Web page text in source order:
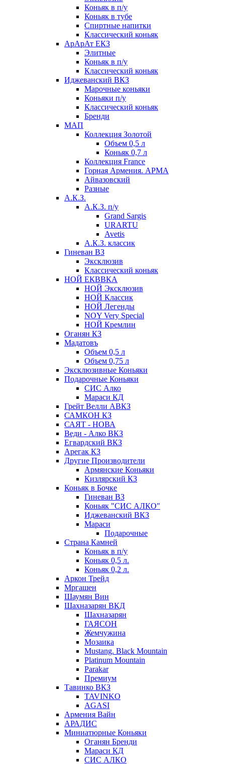
Коньяк в п/у
Коньяк в тубе
Спиртные напитки
Классический коньяк
АрАрАт ЕКЗ
Элитные
Коньяк в п/у
Классический коньяк
Иджеванский ВКЗ
Марочные коньяки
Коньяки п/у
Классический коньяк
Бренди
МАП
Коллекция Золотой
Объем 0,5 л
Коньяк 0,7 л
Коллекция France
Горная Армения. АРМА
Айвазовский
Разные
А.К.З.
А.К.З. п/у
Grand Sargis
URARTU
Avetis
А.К.З. классик
Гиневан ВЗ
Эксклюзив
Классический коньяк
НОЙ ЕКВВКА
НОЙ Эксклюзив
НОЙ Классик
НОЙ Легенды
NOY Very Speсial
НОЙ Кремлин
Оганян КЗ
Мадатовъ
Объем 0,5 л
Объем 0,75 л
Эксклюзивные Коньяки
Подарочные Коньяки
СИС Алко
Мараси КД
Грейт Велли АВКЗ
САМКОН КЗ
САЯТ - НОВА
Веди - Алко ВКЗ
Егвардский ВКЗ
Арегак КЗ
Другие Производители
Армянские Коньяки
Кизлярский КЗ
Коньяк в Бочке
Гиневан ВЗ
Коньяк "СИС АЛКО"
Иджеванский ВКЗ
Мараси
Подарочные
Страна Камней
Коньяк в п/у
Коньяк 0,5 л.
Коньяк 0,2 л.
Аркон Трейд
Мргашен
Шаумян Вин
Шахназарян ВКД
Шахназарян
ГАЯСОН
Жемчужина
Мозаика
Mustang. Black Mountain
Platinum Mountain
Parakar
Премиум
Тавинко ВКЗ
TAVINKO
AGASI
Армения Вайн
АРАДИС
Миниатюрные Коньяки
Оганян Бренди
Мараси КД
СИС АЛКО